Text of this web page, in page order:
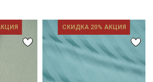
СКИДКА 20% АКЦИЯ